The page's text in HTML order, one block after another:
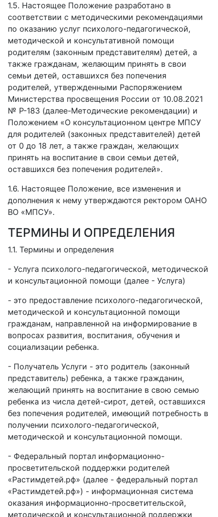
1.5. Настоящее Положение разработано в
соответствии с методическими рекомендациями
по оказанию услуг психолого-педагогической,
методической и консультативной помощи
родителям (законным представителям) детей, а
также гражданам, желающим принять в свои
семьи детей, оставшихся без попечения
родителей, утвержденными Распоряжением
Министерства просвещения России от 10.08.2021
№ Р-183 (далее-Методические рекомендации) и
Положением «О консультационном центре МПСУ
для родителей (законных представителей) детей
от 0 до 18 лет, а также граждан, желающих
принять на воспитание в свои семьи детей,
оставшихся без попечения родителей».
1.6. Настоящее Положение, все изменения и
дополнения к нему утверждаются ректором ОАНО
ВО «МПСУ».
ТЕРМИНЫ И ОПРЕДЕЛЕНИЯ
1.1. Термины и определения
- Услуга психолого-педагогической, методической
и консультационной помощи (далее - Услуга)
- это предоставление психолого-педагогической,
методической и консультационной помощи
гражданам, направленной на информирование в
вопросах развития, воспитания, обучения и
социализации ребенка.
- Получатель Услуги - это родитель (законный
представитель) ребенка, а также гражданин,
желающий принять на воспитание в свою семью
ребенка из числа детей-сирот, детей, оставшихся
без попечения родителей, имеющий потребность в
получении психолого-педагогической,
методической и консультационной помощи.
- Федеральный портал информационно-
просветительской поддержки родителей
«Растимдетей.рф» (далее - федеральный портал
«Растимдетей.рф») - информационная система
оказания информационно-просветительской,
методической и консультационной поддержки